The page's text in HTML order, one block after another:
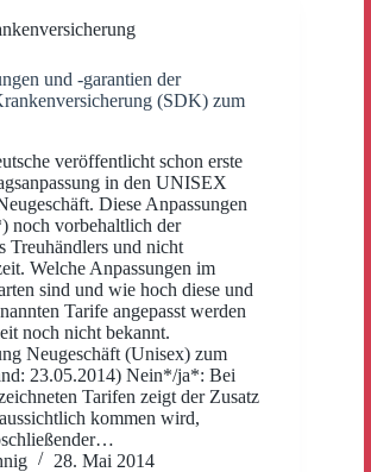
und -garantien der
(SDK) zum
veröffentlicht schon erste
in den UNISEX
Diese Anpassungen
noch vorbehaltlich der
Treuhändlers und nicht
Welche Anpassungen im
sind und wie hoch diese und
Tarife angepasst werden
noch nicht bekannt.
Neugeschäft (Unisex) zum
23.05.2014) Nein*/ja*: Bei
Tarifen zeigt der Zusatz
kommen wird,
28. Mai 2014